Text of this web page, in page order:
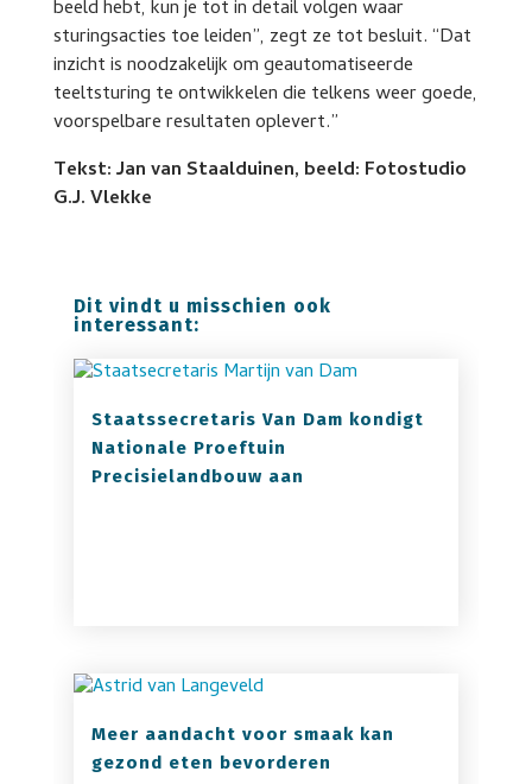
beeld hebt, kun je tot in detail volgen waar
sturingsacties toe leiden”, zegt ze tot besluit. “Dat
inzicht is noodzakelijk om geautomatiseerde
teeltsturing te ontwikkelen die telkens weer goede,
voorspelbare resultaten oplevert.”
Tekst: Jan van Staalduinen, beeld: Fotostudio
G.J. Vlekke
Dit vindt u misschien ook
interessant:
Staatssecretaris Van Dam kondigt
Nationale Proeftuin
Precisielandbouw aan
Meer aandacht voor smaak kan
gezond eten bevorderen